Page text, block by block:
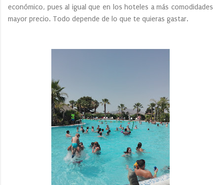
económico, pues al igual que en los hoteles a más comodidades
mayor precio. Todo depende de lo que te quieras gastar.